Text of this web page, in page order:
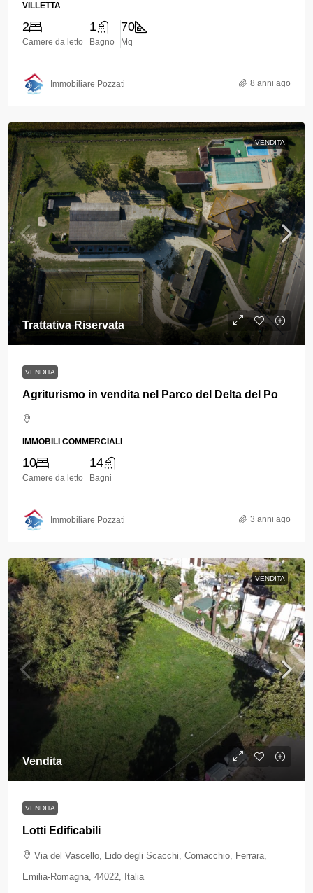
VILLETTA
2
Camere da letto
1
Bagno
70
Mq
Immobiliare Pozzati 8 anni ago
VENDITA
Trattativa Riservata
VENDITA
Agriturismo in vendita nel Parco del Delta del Po
IMMOBILI COMMERCIALI
10
Camere da letto
14
Bagni
Immobiliare Pozzati 3 anni ago
VENDITA
Vendita
VENDITA
Lotti Edificabili
Via del Vascello, Lido degli Scacchi, Comacchio, Ferrara,
Emilia-Romagna, 44022, Italia